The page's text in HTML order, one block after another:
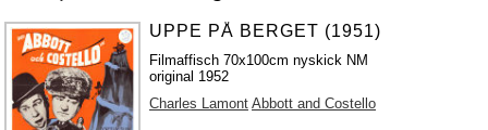
UPPE PÅ BERGET (1951)
Filmaffisch 70x100cm nyskick NM
original 1952
Charles Lamont Abbott and Costello